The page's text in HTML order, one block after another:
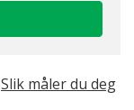
Slik måler du deg